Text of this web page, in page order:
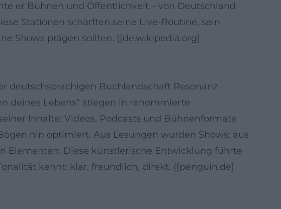
er Bühnen und Öffentlichkeit – von Deutschland
Stationen schärften seine Live-Routine, sein
Shows prägen sollten. ([de.wikipedia.org]
deutschsprachigen Buchlandschaft Resonanz
deines Lebens“ stiegen in renommierte
Inhalte: Videos, Podcasts und Bühnenformate
hin optimiert. Aus Lesungen wurden Shows; aus
Diese künstlerische Entwicklung führte
kennt: klar, freundlich, direkt. ([penguin.de]